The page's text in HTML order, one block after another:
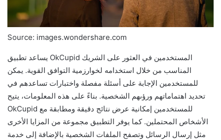
Source: images.wondershare.com
يساعد تطبيق OkCupid المستخدمين في العثور على الشريك
المناسب من خلال استخدامه لخوارزمية التوافق القوية. يمكن
للمستخدمين الإجابة على أسئلة مفصلة واختبارات تساعدهم في
تحديد اهتماماتهم ورؤىهم الشخصية. بناءً على هذه المعلومات، يتيح
OkCupid للمستخدمين إمكانية عرض نتائج دقيقة ومطابقة مع
الأشخاص المحتملين. كما يوفر التطبيق مجموعة من المزايا الأخرى
مثل إرسال الرسائل وتصفح الملفات الشخصية بالإضافة إلى خدمة